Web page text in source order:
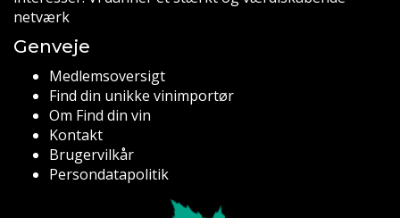
netværk
Genveje
Medlemsoversigt
Find din unikke vinimportør
Om Find din vin
Kontakt
Brugervilkår
Persondatapolitik